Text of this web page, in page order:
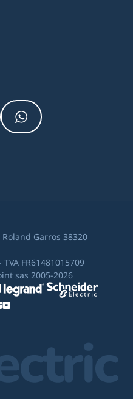
Garros 38320
FR61481015709
sas 2005-2026